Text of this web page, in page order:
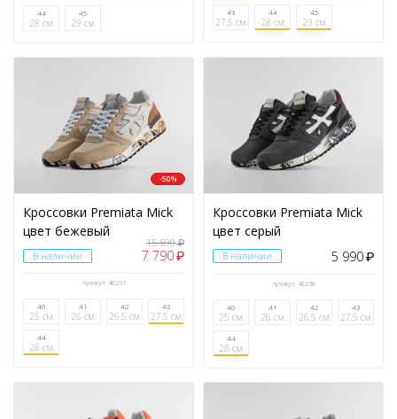
44
28 см.
45
29 см.
43
27.5 см.
44
28 см.
45
29 см.
-50%
Кроссовки Premiata Mick
цвет бежевый
В наличии
15 590₽
7 790₽
Артикул: 46237
40
25 см.
41
26 см.
42
26.5 см.
43
27.5 см.
44
28 см.
Кроссовки Premiata Mick
цвет серый
В наличии 5 990₽
Артикул: 46236
40
25 см.
41
26 см.
42
26.5 см.
43
27.5 см.
44
28 см.